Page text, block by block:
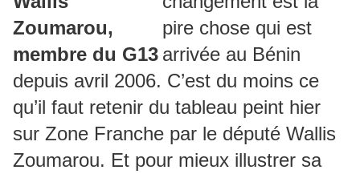
Zoumarou,
membre du G13
pire chose qui est
arrivée au Bénin
depuis avril 2006. C’est du moins ce
qu’il faut retenir du tableau peint hier
sur Zone Franche par le député Wallis
Zoumarou. Et pour mieux illustrer sa